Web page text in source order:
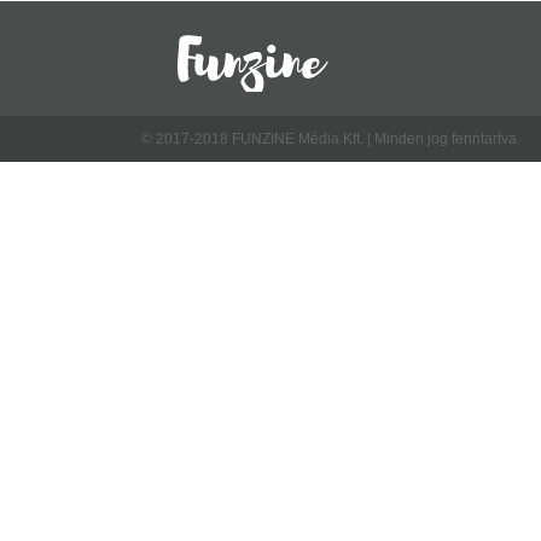
© 2017-2018 FUNZINE Média Kft. | Minden jog fenntartva